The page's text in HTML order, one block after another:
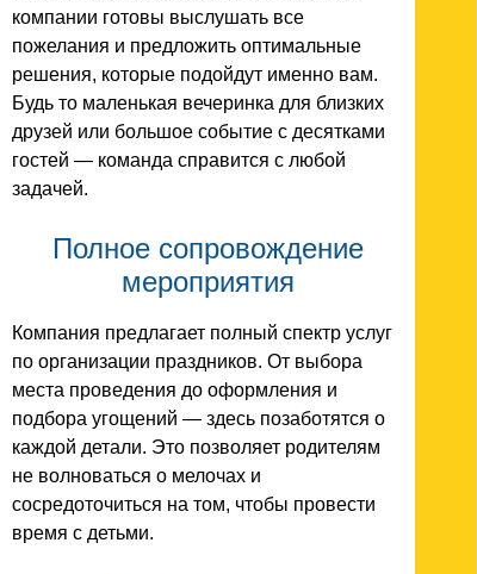
компании готовы выслушать все
пожелания и предложить оптимальные
решения, которые подойдут именно вам.
Будь то маленькая вечеринка для близких
друзей или большое событие с десятками
гостей — команда справится с любой
задачей.
Полное сопровождение
мероприятия
Компания предлагает полный спектр услуг
по организации праздников. От выбора
места проведения до оформления и
подбора угощений — здесь позаботятся о
каждой детали. Это позволяет родителям
не волноваться о мелочах и
сосредоточиться на том, чтобы провести
время с детьми.